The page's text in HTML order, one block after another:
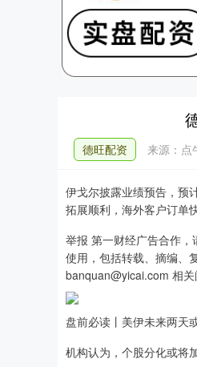
德旺配资 来源：点
伊戈尔披露业绩预告，预
拓展顺利，海外客户订单
举报 第一财经广告合作
使用，包括转载、摘编、
banquan@yicai.com 相
盘前必读丨美伊未来两天
机构认为，个股分化或将